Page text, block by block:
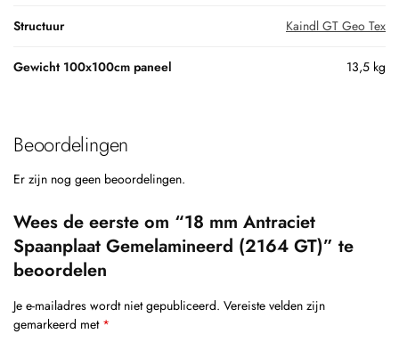
Structuur Kaindl GT Geo Tex
Gewicht 100x100cm paneel 13,5 kg
Beoordelingen
Er zijn nog geen beoordelingen.
Wees de eerste om “18 mm Antraciet
Spaanplaat Gemelamineerd (2164 GT)” te
beoordelen
Je e-mailadres wordt niet gepubliceerd. Vereiste velden zijn
gemarkeerd met *